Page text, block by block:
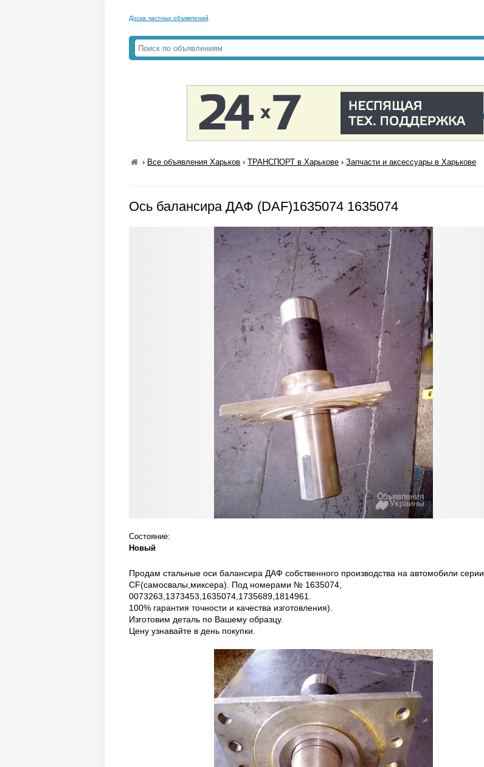
Доска частных объявлений
› Все объявления Харьков ›ТРАНСПОРТ в Харькове ›Запчасти и аксессуары в Харькове
Ось балансира ДАФ (DAF)1635074 1635074
Состояние:
Новый
Продам стальные оси балансира ДАФ собственного производства на автомобили серии
CF(самосвалы,миксера). Под номерами № 1635074,
0073263,1373453,1635074,1735689,1814961.
100% гарантия точности и качества изготовления).
Изготовим деталь по Вашему образцу.
Цену узнавайте в день покупки.